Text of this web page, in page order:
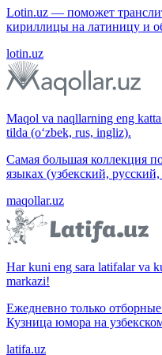
Lotin.uz — поможет
кириллицы на латиницу и
lotin.uz
Maqol va naqllarning eng
tilda (o‘zbek, rus, ingliz).
Самая большая коллекция
языках (узбекский,
maqollar.uz
Har kuni eng sara latifalar va
markazi!
Ежедневно только
Кузница юмора на
latifa.uz